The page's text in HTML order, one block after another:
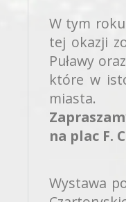
W tym
tej okazji
Puławy
które w
miasta.
na plac F.
Wystawa